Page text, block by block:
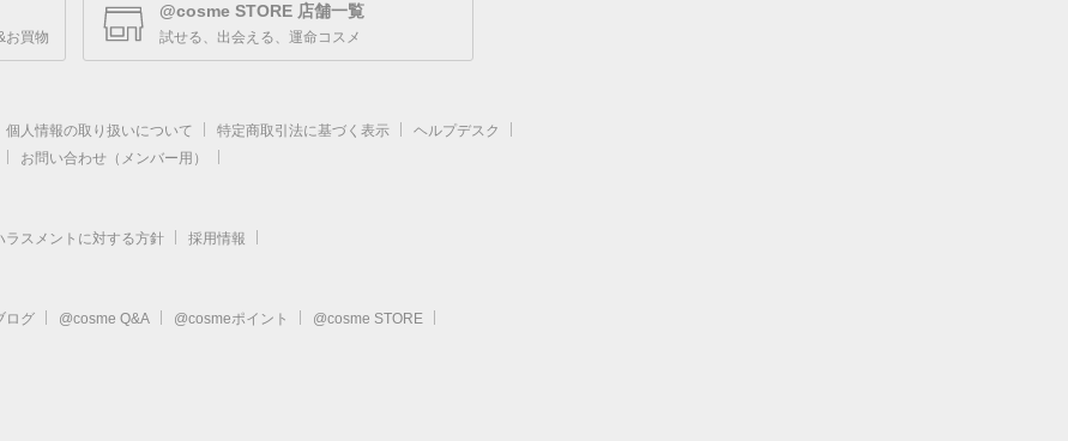
お買物
@cosme STORE 店舗一覧
試せる、出会える、運命コスメ
個人情報の取り扱いについて 特定商取引法に基づく表示
ヘルプデスク
お問い合わせ（メンバー用）
ラスメントに対する方針 採用情報
ログ @cosme Q&A @cosmeポイント
@cosme STORE